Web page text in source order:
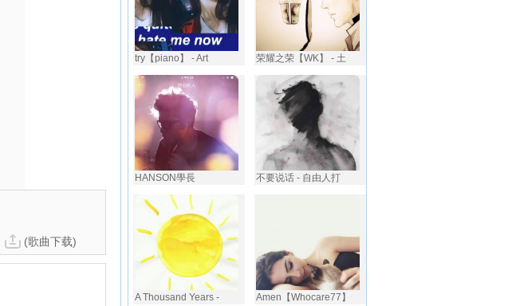
(歌曲下载)
try【piano】 - Art 荣耀之荣【WK】 - 土
HANSON學長 不要说话 - 自由人打
A Thousand Years - Amen【Whocare77】